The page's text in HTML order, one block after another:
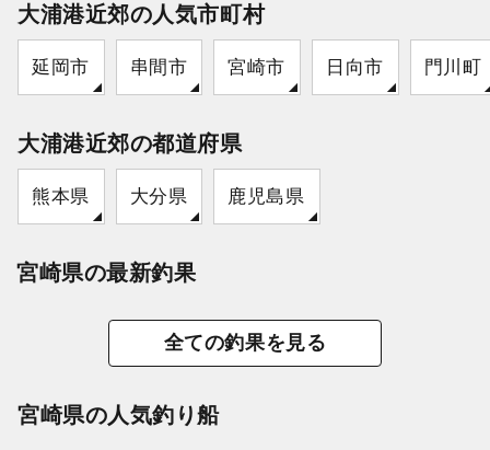
大浦港近郊の人気市町村
延岡市 串間市 宮崎市 日向市 門川町
大浦港近郊の都道府県
熊本県 大分県 鹿児島県
宮崎県の最新釣果
全ての釣果を見る
宮崎県の人気釣り船